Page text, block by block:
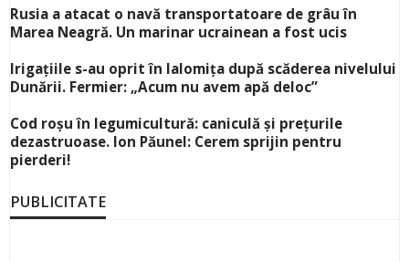
Rusia a atacat o navă transportatoare de grâu în
Marea Neagră. Un marinar ucrainean a fost ucis
Irigațiile s-au oprit în Ialomița după scăderea nivelului
Dunării. Fermier: „Acum nu avem apă deloc”
Cod roșu în legumicultură: caniculă și prețurile
dezastruoase. Ion Păunel: Cerem sprijin pentru
pierderi!
PUBLICITATE